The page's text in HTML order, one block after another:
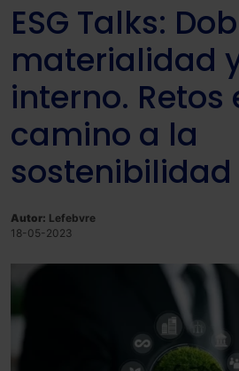
ESG Talks:
materialidad
interno. Retos
camino a la
sostenibilidad
Autor: Lefebvre
18-05-2023